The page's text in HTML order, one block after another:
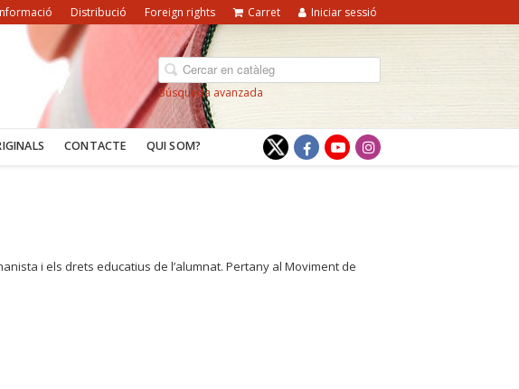
Distribució Foreign rights Carret Iniciar sessió
Búsqueda avanzada
CONTACTE QUI SOM?
i els drets educatius de l’alumnat. Pertany al Moviment de